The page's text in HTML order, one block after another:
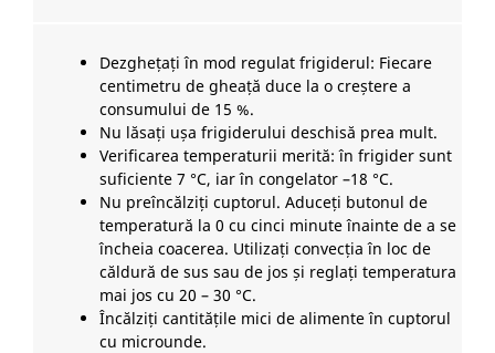
Dezghețați în mod regulat frigiderul: Fiecare
centimetru de gheață duce la o creștere a
consumului de 15 %.
Nu lăsați ușa frigiderului deschisă prea mult.
Verificarea temperaturii merită: în frigider sunt
suficiente 7 °C, iar în congelator –18 °C.
Nu preîncălziți cuptorul. Aduceți butonul de
temperatură la 0 cu cinci minute înainte de a se
încheia coacerea. Utilizați convecția în loc de
căldură de sus sau de jos și reglați temperatura
mai jos cu 20 – 30 °C.
Încălziți cantitățile mici de alimente în cuptorul
cu microunde.